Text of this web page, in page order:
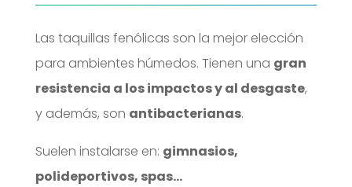
Las taquillas fenólicas son la mejor elección
para ambientes húmedos. Tienen una gran
resistencia a los impactos y al desgaste,
y además, son antibacterianas.
Suelen instalarse en: gimnasios,
polideportivos, spas…